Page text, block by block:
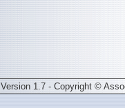
Version 1.7 - Copyright ©